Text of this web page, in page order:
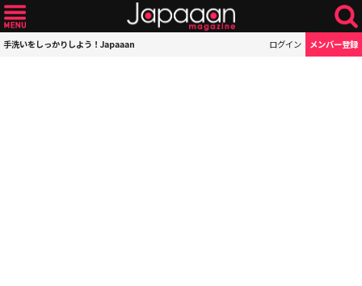
手洗いをしっかりしよう！Japaaan ログイン メンバー登録